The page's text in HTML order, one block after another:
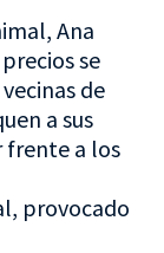
Ana
se
de
a sus
frente a los
provocado